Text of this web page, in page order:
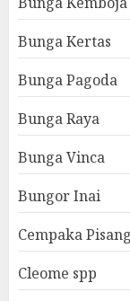
Bunga Kertas
Bunga Pagoda
Bunga Raya
Bunga Vinca
Bungor Inai
Cempaka Pisang
Cleome spp